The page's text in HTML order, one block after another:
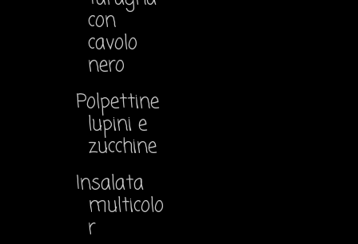
con
cavolo
nero
Polpettine
lupini e
zucchine
Insalata
multicolo
r